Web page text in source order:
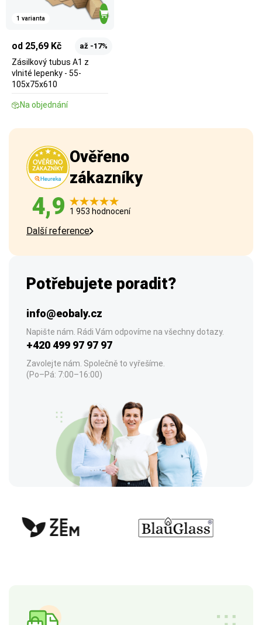
1 varianta
od 25,69 Kč až -17%
Zásilkový tubus A1 z
vlnité lepenky - 55-
105x75x610
Na objednání
Ověřeno
zákazníky
4,9 1 953 hodnocení
Další reference
Potřebujete poradit?
info@eobaly.cz
Napište nám. Rádi Vám odpovíme na všechny dotazy.
+420 499 97 97 97
Zavolejte nám. Společně to vyřešíme.
(Po–Pá: 7:00–16:00)